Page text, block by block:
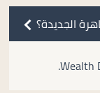
الجديدة؟